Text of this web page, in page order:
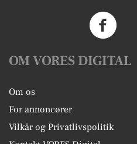
OM VORES DIGITAL
Om os
For annoncører
Vilkår og Privatlivspolitik